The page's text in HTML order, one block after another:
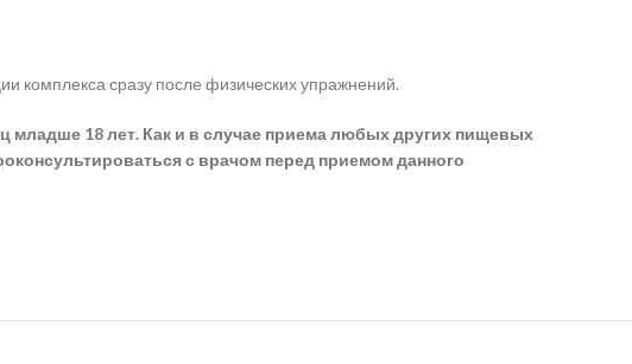
комплекса сразу после физических упражнений.
младше 18 лет. Как и в случае приема любых других пищевых
с врачом перед приемом данного